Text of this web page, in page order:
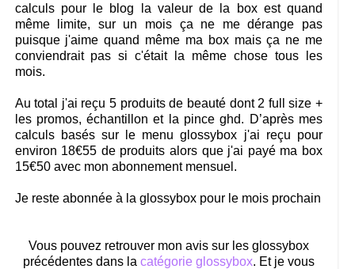
calculs pour le blog la valeur de la box est quand
même limite, sur un mois ça ne me dérange pas
puisque j'aime quand même ma box mais ça ne me
conviendrait pas si c'était la même chose tous les
mois.
Au total j'ai reçu 5 produits de beauté dont 2 full size +
les promos, échantillon et la pince ghd. D’après mes
calculs basés sur le menu glossybox j'ai reçu pour
environ 18€55 de produits alors que j'ai payé ma box
15€50 avec mon abonnement mensuel.
Je reste abonnée à la glossybox pour le mois prochain
Vous pouvez retrouver mon avis sur les glossybox
précédentes dans la catégorie glossybox. Et je vous